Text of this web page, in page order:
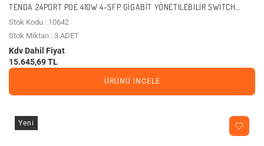
TENDA 24PORT POE 410W 4-SFP GIGABIT YÖNETILEBILIR SWITCH
TEG5328P-24-410W
Stok Kodu : 10642
Stok Miktarı : 3 ADET
Kdv Dahil Fiyat
15.645,69 TL
ÜRÜNÜ İNCELE
Yeni